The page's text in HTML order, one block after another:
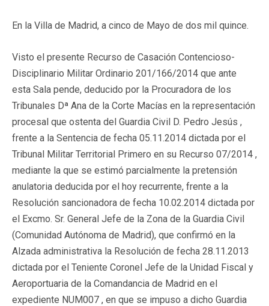
En la Villa de Madrid, a cinco de Mayo de dos mil quince.
Visto el presente Recurso de Casación Contencioso-
Disciplinario Militar Ordinario 201/166/2014 que ante
esta Sala pende, deducido por la Procuradora de los
Tribunales Dª Ana de la Corte Macías en la representación
procesal que ostenta del Guardia Civil D. Pedro Jesús ,
frente a la Sentencia de fecha 05.11.2014 dictada por el
Tribunal Militar Territorial Primero en su Recurso 07/2014 ,
mediante la que se estimó parcialmente la pretensión
anulatoria deducida por el hoy recurrente, frente a la
Resolución sancionadora de fecha 10.02.2014 dictada por
el Excmo. Sr. General Jefe de la Zona de la Guardia Civil
(Comunidad Autónoma de Madrid), que confirmó en la
Alzada administrativa la Resolución de fecha 28.11.2013
dictada por el Teniente Coronel Jefe de la Unidad Fiscal y
Aeroportuaria de la Comandancia de Madrid en el
expediente NUM007 , en que se impuso a dicho Guardia